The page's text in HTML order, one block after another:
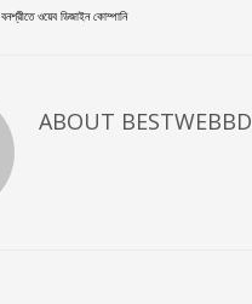
বনশ্রীতে ওয়েব ডিজাইন কোম্পানি
ABOUT BESTWEBBD